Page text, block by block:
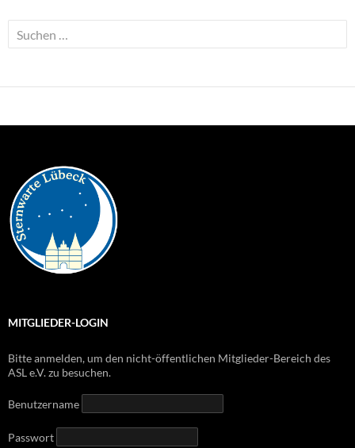
Suchen
nach:
MITGLIEDER-LOGIN
Bitte anmelden, um den nicht-öffentlichen Mitglieder-Bereich des
ASL e.V. zu besuchen.
Benutzername
Passwort